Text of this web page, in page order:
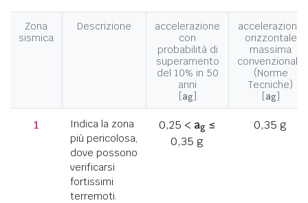
Zona
sismica
Descrizione
accelerazione
con
probabilità di
superamento
del 10% in 50
anni
[ag]
accelerazione
orizzontale
massima
convenzionale
(Norme
Tecniche)
[ag]
1
Indica la zona
più pericolosa,
dove possono
verificarsi
fortissimi
terremoti.
0,25 < ag≤
0,35 g
0,35 g